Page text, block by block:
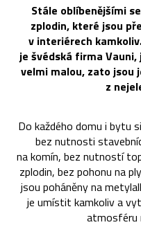
Stále oblíbenějšími
zplodin, které jsou
v interiérech
je švédská firma
velmi malou, zato jsou
z
Do každého domu i bytu
bez nutnosti
na komín, bez nutností
zplodin, bez pohonu na
jsou poháněny na
je umístit kamkoliv a
atmosféru